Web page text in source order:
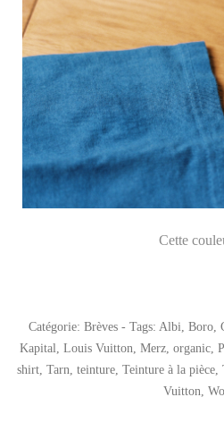
Cette
Catégorie: Brèves - Tags: Albi Boro
Kapital Louis Vuitton Merz organic
shirt, Tarn teinture, Teinture à la pièce,
Vuitton